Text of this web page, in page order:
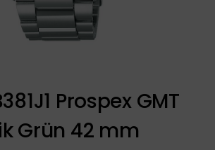
Prospex GMT
Grün 42 mm